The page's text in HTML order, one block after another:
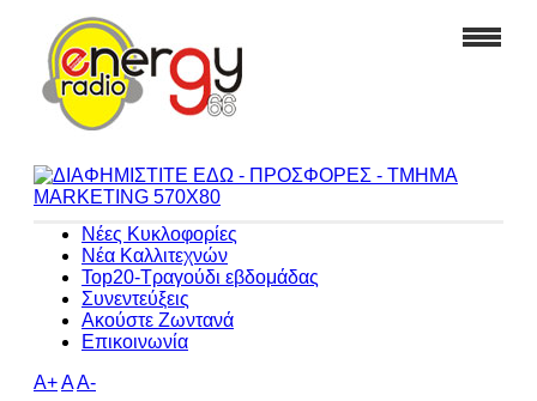
Νέες Κυκλοφορίες
Νέα Καλλιτεχνών
Top20-Τραγούδι εβδομάδας
Συνεντεύξεις
Ακούστε Ζωντανά
Επικοινωνία
A+AA-